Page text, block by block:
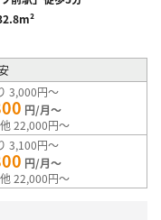
3,000円～
円/月～
22,000円～
3,100円～
円/月～
22,000円～